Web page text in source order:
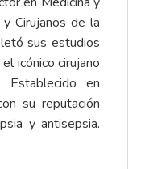
Cirujanos de la
sus estudios
icónico cirujano
Establecido en
su reputación
y antisepsia.